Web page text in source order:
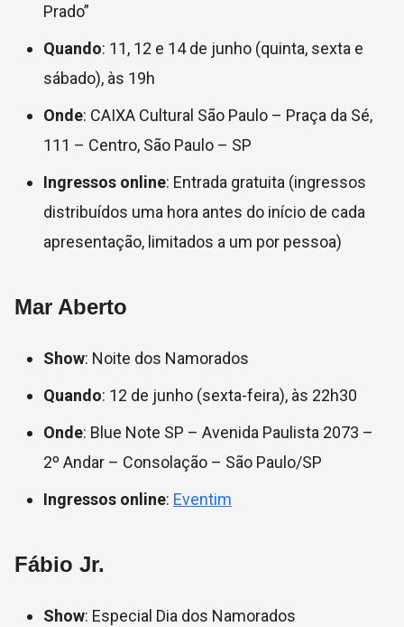
Prado”
Quando: 11, 12 e 14 de junho (quinta, sexta e
sábado), às 19h
Onde: CAIXA Cultural São Paulo – Praça da Sé,
111 – Centro, São Paulo – SP
Ingressos online: Entrada gratuita (ingressos
distribuídos uma hora antes do início de cada
apresentação, limitados a um por pessoa)
Mar Aberto
Show: Noite dos Namorados
Quando: 12 de junho (sexta-feira), às 22h30
Onde: Blue Note SP – Avenida Paulista 2073 –
2º Andar – Consolação – São Paulo/SP
Ingressos online: Eventim
Fábio Jr.
Show: Especial Dia dos Namorados